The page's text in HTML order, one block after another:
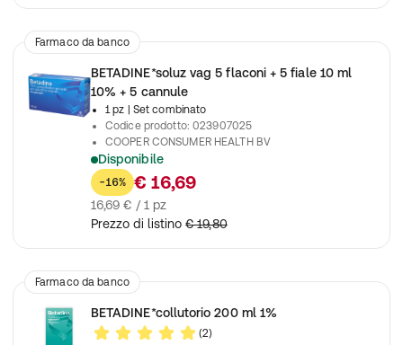
Farmaco da banco
BETADINE*soluz vag 5 flaconi + 5 fiale 10 ml
10% + 5 cannule
1 pz
| Set combinato
Codice prodotto:023907025
COOPER CONSUMER HEALTH BV
Disponibile
Disinfettante della mucosa vaginale
-16% € 16,69
16,69 € / 1 pz
Prezzo di listino € 19,80
Farmaco da banco
BETADINE*collutorio 200 ml 1%
(2)